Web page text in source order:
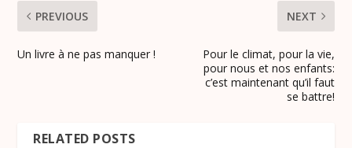
PREVIOUS
Un livre à ne pas manquer !
NEXT
Pour le climat, pour la vie,
pour nous et nos enfants:
c’est maintenant qu’il faut
se battre!
RELATED POSTS